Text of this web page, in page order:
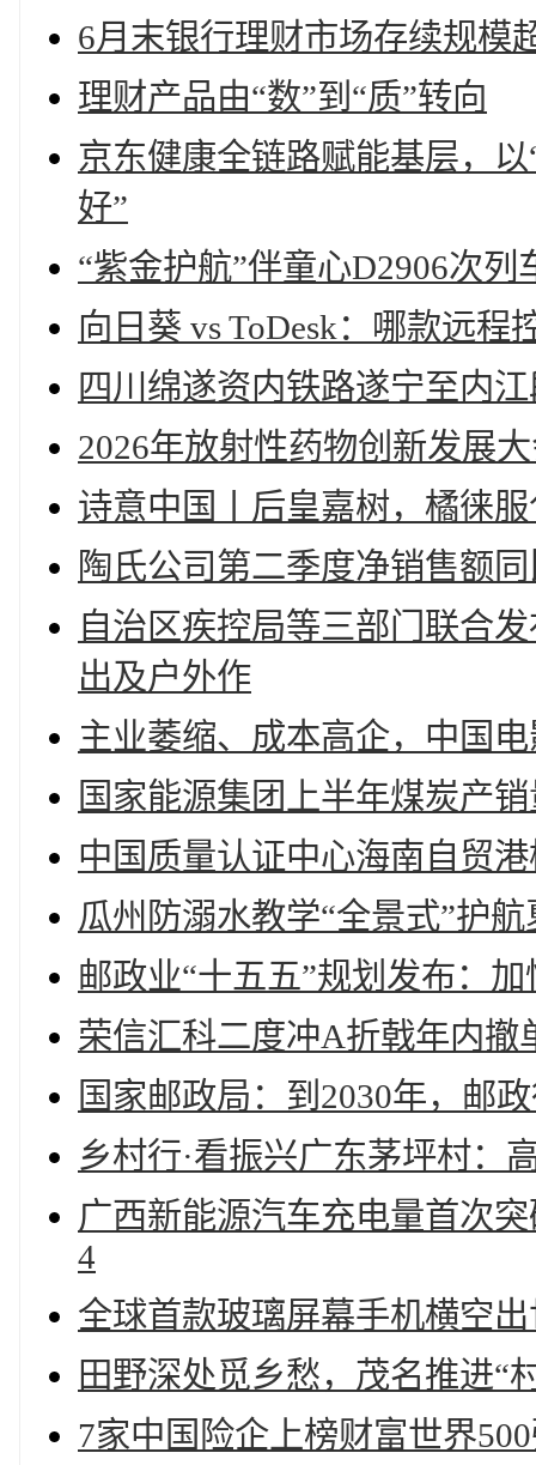
6月末银行理财市场存续规模
理财产品由“数”到“质”转向
京东健康全链路赋能基层，
好”
“紫金护航”伴童心D2906次
向日葵 vs ToDesk：哪款远
四川绵遂资内铁路遂宁至内
2026年放射性药物创新发展
诗意中国丨后皇嘉树，橘徕
陶氏公司第二季度净销售额
自治区疾控局等三部门联合
出及户外作
主业萎缩、成本高企，中国
国家能源集团上半年煤炭产
中国质量认证中心海南自贸
瓜州防溺水教学“全景式”护
邮政业“十五五”规划发布：
荣信汇科二度冲A折戟年内撤
国家邮政局：到2030年，邮
乡村行·看振兴广东茅坪村：
广西新能源汽车充电量首次
4
全球首款玻璃屏幕手机横空
田野深处觅乡愁，茂名推进“
7家中国险企上榜财富世界